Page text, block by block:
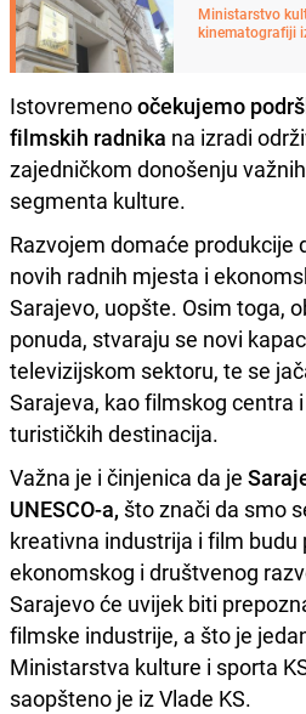
Ministarstvo
kinematografiji
Istovremenoočekujemo
filmskih radnika na izradi
zajedničkom donošenju
segmenta kulture.
Razvojem domaće produkcije
novih radnih mjesta i
Sarajevo, uopšte. Osim toga,
ponuda, stvaraju se novi
televizijskom sektoru, te se
Sarajeva, kao filmskog centra
turističkih destinacija.
Važna je i činjenica da je
UNESCO-a, što znači da smo
kreativna industrija i film
ekonomskog i društvenog
Sarajevo će uvijek biti
filmske industrije, a što je
Ministarstva kulture i sporta
saopšteno je iz Vlade KS.